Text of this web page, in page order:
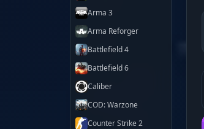
Arma 3
Arma Reforger
Battlefield 4
Battlefield 6
Caliber
COD: Warzone
Counter Strike 2